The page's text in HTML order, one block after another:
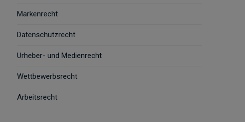
Markenrecht
Datenschutzrecht
Urheber- und Medienrecht
Wettbewerbsrecht
Arbeitsrecht